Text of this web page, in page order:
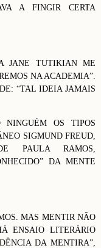
A FINGIR CERTA
JANE TUTIKIAN ME
NA ACADEMIA”.
“TAL IDEIA JAMAIS
NINGUÉM OS TIPOS
SIGMUND FREUD,
PAULA RAMOS,
DA MENTE
MAS MENTIR NÃO
ENSAIO LITERÁRIO
DA MENTIRA”,